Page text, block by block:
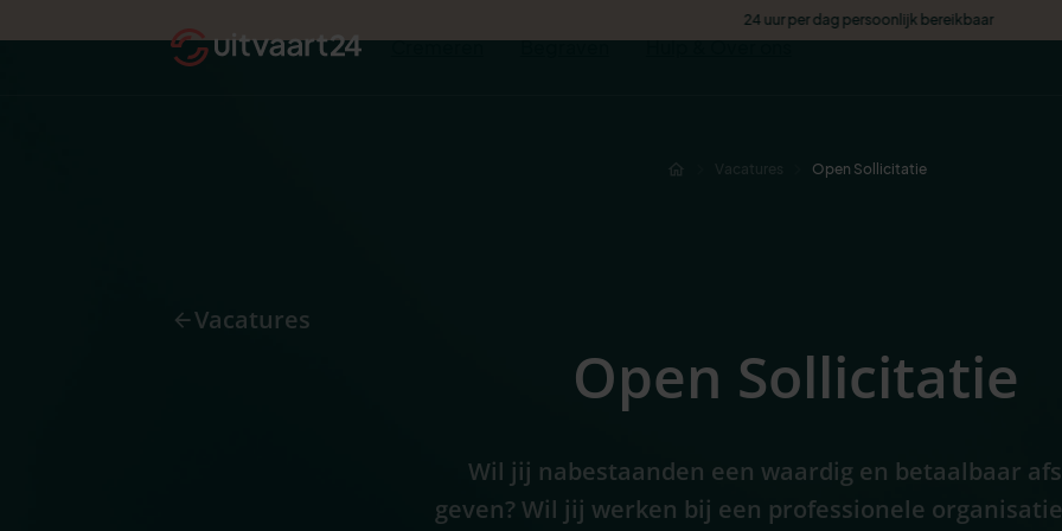
Cremeren Begraven Hulp & Over ons
Vacatures Open Sollicitatie
Vacatures
Open Sollicitatie
Wil jij nabestaanden een waardig en betaalbaar
geven? Wil jij werken bij een professionele